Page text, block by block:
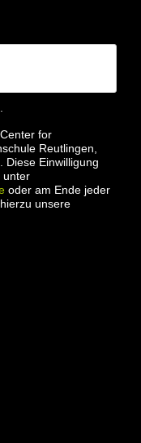
for
Reutlingen,
Diese Einwilligung
unter
oder am Ende jeder
unsere